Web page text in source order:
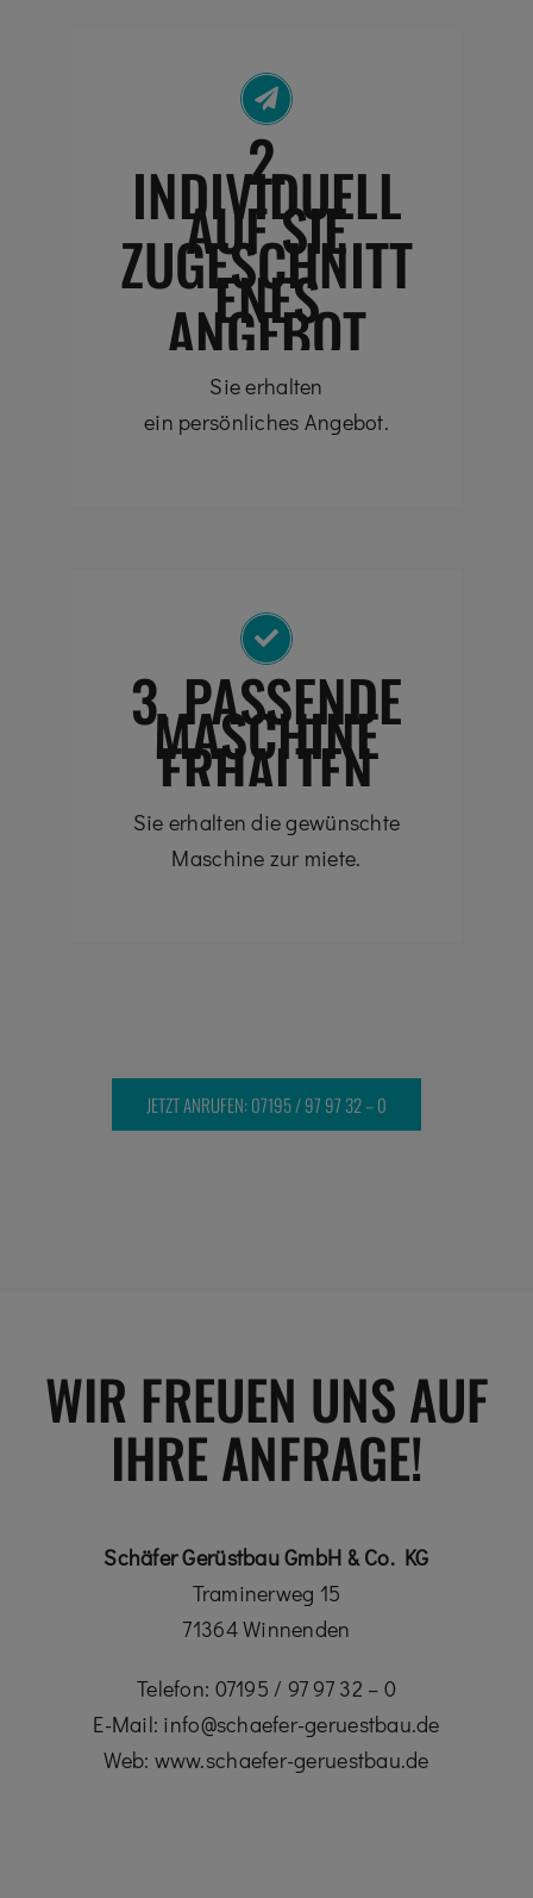
2.
INDIVIDUELL
AUF SIE
ZUGESCHNITT
ENES
ANGEBOT
Sie erhalten
ein persönliches Angebot.
3. PASSENDE
MASCHINE
ERHALTEN
Sie erhalten die gewünschte
Maschine zur miete.
JETZT ANRUFEN: 07195 / 97 97 32 – 0
WIR FREUEN UNS AUF
IHRE ANFRAGE!
Schäfer Gerüstbau GmbH & Co. KG
Traminerweg 15
71364 Winnenden
Telefon: 07195 / 97 97 32 – 0
E-Mail: info@schaefer-geruestbau.de
Web: www.schaefer-geruestbau.de